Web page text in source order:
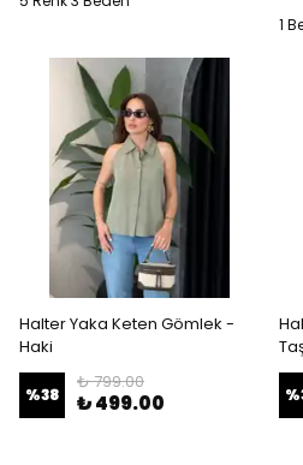
1
Halter Yaka Keten Gömlek -
Haki
%38
₺ 799.00
₺ 499.00 %